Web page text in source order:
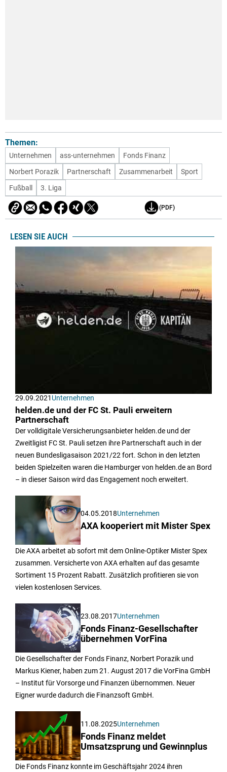
Themen:
Unternehmen ass-unternehmen
Fonds Finanz
Norbert Porazik
Partnerschaft Zusammenarbeit
Sport
Fußball
3. Liga
(PDF)
LESEN SIE AUCH
29.09.2021 Unternehmen
helden.de und der FC St. Pauli erweitern
Partnerschaft
Der volldigitale Versicherungsanbieter helden.de und der
Zweitligist FC St. Pauli setzen ihre Partnerschaft auch in der
neuen Bundesligasaison 2021/22 fort. Schon in den letzten
beiden Spielzeiten waren die Hamburger von helden.de an Bord
– in dieser Saison wird das Engagement noch erweitert.
04.05.2018Unternehmen
AXA kooperiert mit Mister Spex
Die AXA arbeitet ab sofort mit dem Online-Optiker Mister Spex
zusammen. Versicherte von AXA erhalten auf das gesamte
Sortiment 15 Prozent Rabatt. Zusätzlich profitieren sie von
vielen kostenlosen Services.
23.08.2017Unternehmen
Fonds Finanz-Gesellschafter
übernehmen VorFina
Die Gesellschafter der Fonds Finanz, Norbert Porazik und
Markus Kiener, haben zum 21. August 2017 die VorFina GmbH
– Institut für Vorsorge und Finanzen übernommen. Neuer
Eigner wurde dadurch die Finanzsoft GmbH.
11.08.2025Unternehmen
Fonds Finanz meldet
Umsatzsprung und Gewinnplus
Die Fonds Finanz konnte im Geschäftsjahr 2024 ihren